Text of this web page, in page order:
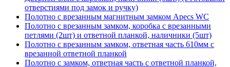
отверстиями под замок и ручку)
Полотно с врезанным магнитным замком Apecs WC
Полотно с врезанным замком, коробка с врезанными
петлями (2шт) и ответной планкой, наличники (5шт)
Полотно с врезанным замком, ответная часть 610мм с
врезанной ответной планкой
Полотно с замком, ответная часть с ответной планкой,